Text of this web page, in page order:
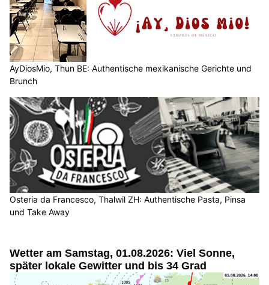
AyDiosMio, Thun BE: Authentische mexikanische Gerichte und
Brunch
Osteria da Francesco, Thalwil ZH: Authentische Pasta, Pinsa
und Take Away
Wetter am Samstag, 01.08.2026: Viel Sonne,
später lokale Gewitter und bis 34 Grad